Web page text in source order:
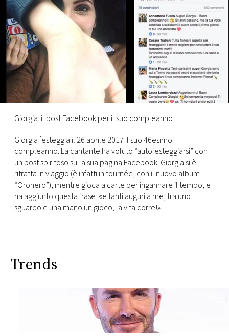
EVENTI
VIDEO
TV
PRINCIPATO
DI
MONACO
RMC
CONSIGLIA
Giorgia: il post Facebook per il suo compleanno
Giorgia festeggia il 26 aprile 2017 il suo 46esimo
compleanno. La cantante ha voluto “autofesteggiarsi” con
un post spiritoso sulla sua pagina Facebook. Giorgia si è
ritratta in viaggio (è infatti in tournée, con il nuovo album
“Oronero”), mentre gioca a carte per ingannare il tempo, e
ha aggiunto questa frase: «e tanti auguri a me, tra uno
sguardo e una mano un gioco, la vita corre!».
Trends